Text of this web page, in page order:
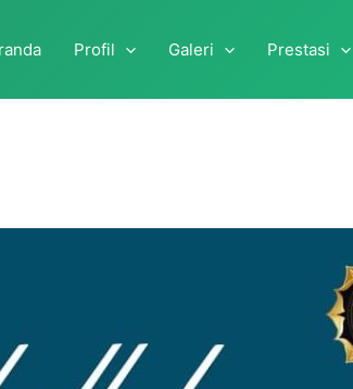
Profil Galeri Prestasi